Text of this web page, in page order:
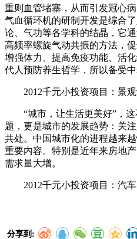
重则血管堵塞，从而引发冠心
气血循环机的研制开发是综合
论、气功等各学科的结晶，它
高频率螺旋气动共振的方法，
增强体力、提高免疫功能、活
代人预防养生哲学，所以备受中
2012千元小投资项目：景观
“城市，让生活更美好”，这
题，更是城市的发展趋势：关
共处。中国城市化的进程越来
重要内容。特别是近年来房地
需求量大增。
2012千元小投资项目：汽车
分享到: